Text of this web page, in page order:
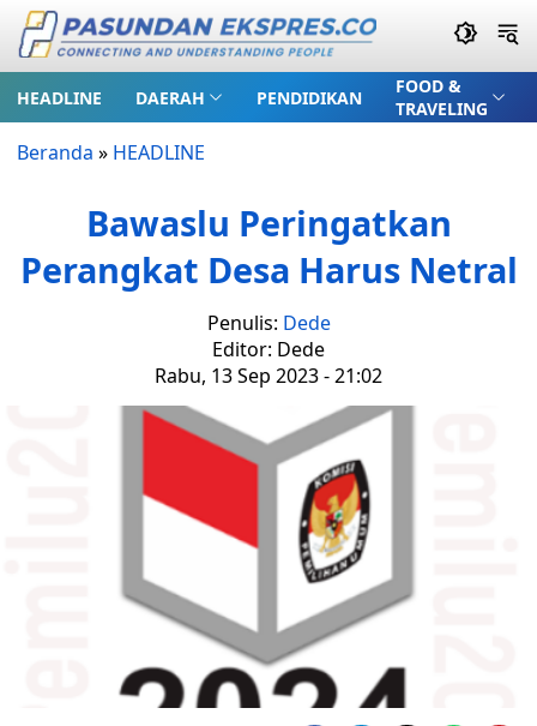
HEADLINE DAERAH PENDIDIKAN
FOOD &
TRAVELING
Beranda » HEADLINE
Bawaslu Peringatkan
Perangkat Desa Harus Netral
Penulis: Dede
Editor: Dede
Rabu, 13 Sep 2023 - 21:02